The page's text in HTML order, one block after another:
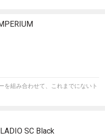
を組み合わせて、これまでにないト
SC Black